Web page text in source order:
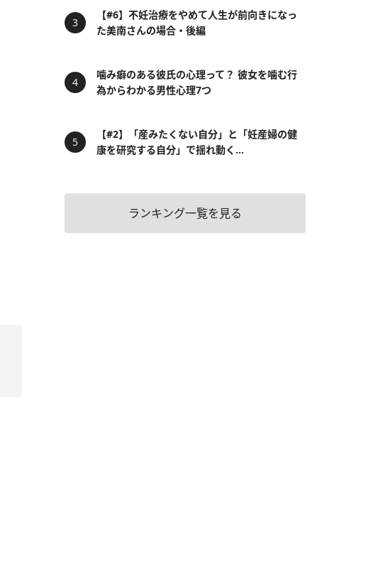
【#6】不妊治療をやめて人生が前向きになっ
た美南さんの場合・後編
噛み癖のある彼氏の心理って？ 彼女を噛む行
為からわかる男性心理7つ
【#2】「産みたくない自分」と「妊産婦の健
康を研究する自分」で揺れ動く...
ランキング一覧を見る